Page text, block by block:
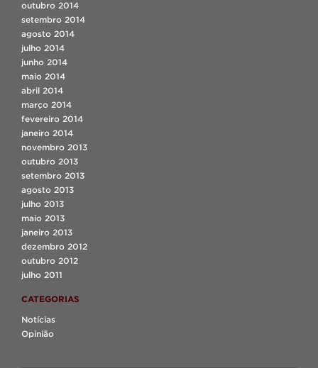
outubro 2014
setembro 2014
agosto 2014
julho 2014
junho 2014
maio 2014
abril 2014
março 2014
fevereiro 2014
janeiro 2014
novembro 2013
outubro 2013
setembro 2013
agosto 2013
julho 2013
maio 2013
janeiro 2013
dezembro 2012
outubro 2012
julho 2011
CATEGORIAS
Notícias
Opinião